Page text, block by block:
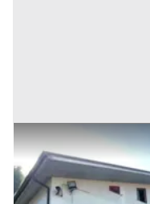
#2516008
terreno
Prezzo
116.108,57 €